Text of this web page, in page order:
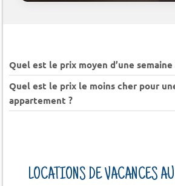
Quel est le prix moyen d’une semaine
Quel est le prix le moins cher pour
appartement ?
LOCATIONS DE VACANCES